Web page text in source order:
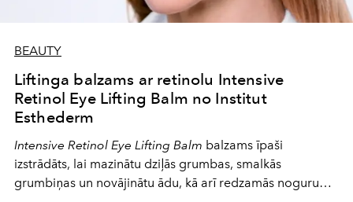
BEAUTY
Liftinga balzams ar retinolu Intensive
Retinol Eye Lifting Balm no Institut
Esthederm
Intensive Retinol Eye Lifting Balm balzams īpaši
izstrādāts, lai mazinātu dziļās grumbas, smalkās
grumbiņas un novājinātu ādu, kā arī redzamās noguruma